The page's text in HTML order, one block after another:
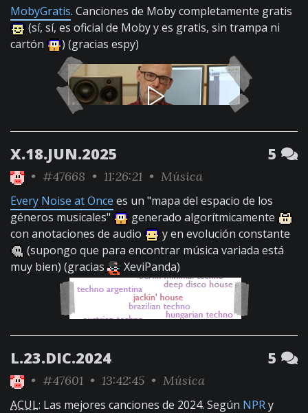
MobyGratis. Canciones de Moby completamente gratis
(sí, sí, es oficial de Moby y es gratis, sin trampa ni
cartón
) (gracias espy)
X.18.JUN.2025 5
• #47668 • 11:26:21 • Música
Every Noise at Once es un "mapa del espacio de los
géneros musicales"
generado algorítmicamente
con anotaciones de audio
y en evolución constante
(supongo que para encontrar música variada está
muy bien) (gracias
XeviPanda)
L.23.DIC.2024 5
• #47601 • 13:42:45 • Música
ACUL: Las mejores canciones de 2024. Según NPRy